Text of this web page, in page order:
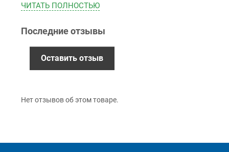
Гарантия
70х198 мм.
ЧИТАТЬ ПОЛНОСТЬЮ
Последние отзывы
Оставить отзыв
Нет отзывов об этом товаре.